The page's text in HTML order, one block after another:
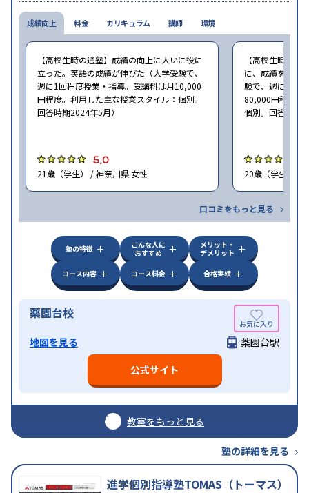
成績向上
【高校生時の通塾】成績の向上に大いに役に
立った。英語の成績が伸びた（大学受験で、
週に1回程度授業・指導。受講料は月10,000
円程度。利用した主な授業スタイル：個別。
回答時期2024年5月）
5.0
21歳（学生） / 神奈川県 女性
【高校生時の通
に、成績をアッ
験で、週に2回
80,000円程度。
個別。回答時期
20歳（学生） /
口コミをもっと見る
料金 カリキュラム 講師 環境
塾の特徴
こんな人に
おすすめ
メリット・
デメリット
コース内容
コース料金 合格実績
薬園台校
地図を見る
薬園台駅
公式サイト
教室をもっと見る
塾の詳細を見る
進学個別指導塾TOMAS（トーマス）